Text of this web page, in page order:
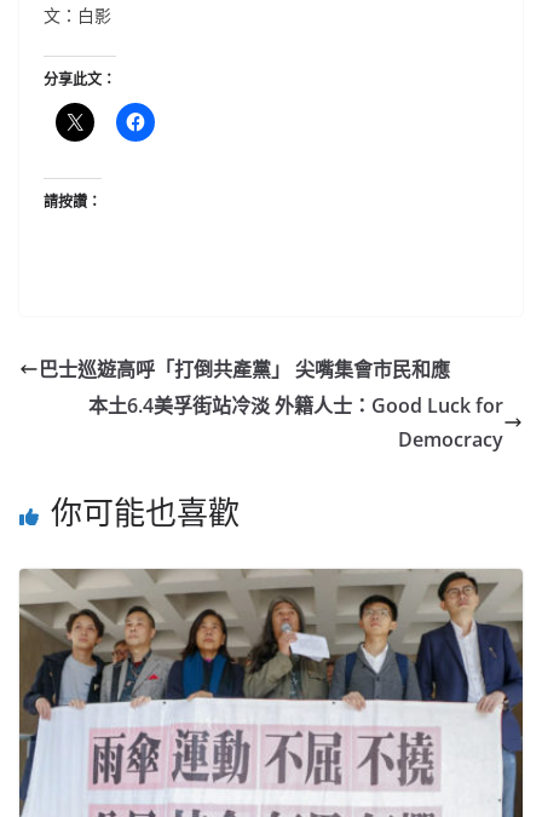
文：白影
分享此文：
請按讚：
巴士巡遊高呼「打倒共產黨」 尖嘴集會市民和應
本土6.4美孚街站冷淡 外籍人士：Good Luck for
Democracy
你可能也喜歡